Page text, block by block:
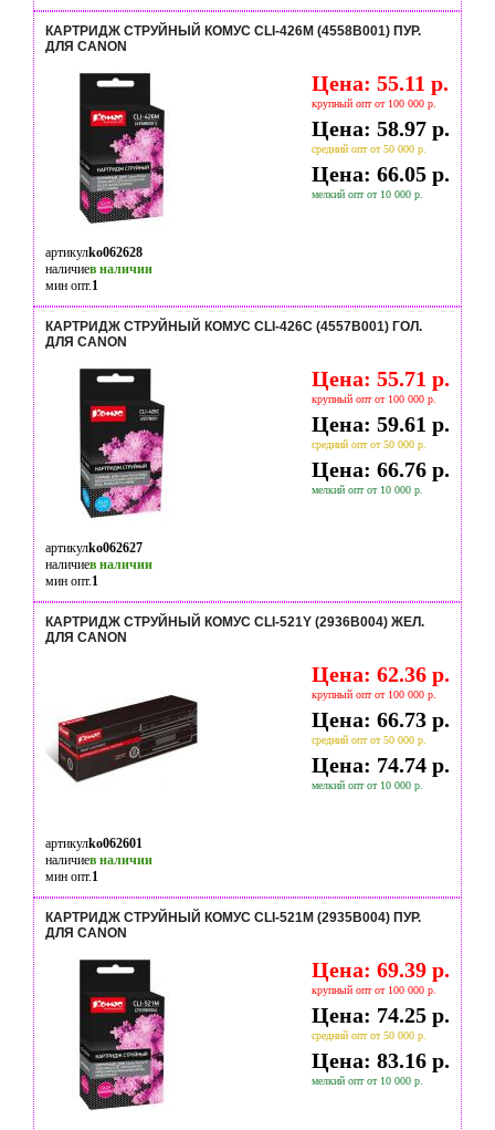
КАРТРИДЖ СТРУЙНЫЙ КОМУС CLI-426M (4558B001) ПУР.
ДЛЯ CANON
Цена: 55.11 р.
крупный опт от 100 000 р.
Цена: 58.97 р.
средний опт от 50 000 р.
Цена: 66.05 р.
мелкий опт от 10 000 р.
артикулko062628
наличиев наличии
мин опт.1
КАРТРИДЖ СТРУЙНЫЙ КОМУС CLI-426C (4557B001) ГОЛ.
ДЛЯ CANON
Цена: 55.71 р.
крупный опт от 100 000 р.
Цена: 59.61 р.
средний опт от 50 000 р.
Цена: 66.76 р.
мелкий опт от 10 000 р.
артикулko062627
наличиев наличии
мин опт.1
КАРТРИДЖ СТРУЙНЫЙ КОМУС CLI-521Y (2936B004) ЖЕЛ.
ДЛЯ CANON
Цена: 62.36 р.
крупный опт от 100 000 р.
Цена: 66.73 р.
средний опт от 50 000 р.
Цена: 74.74 р.
мелкий опт от 10 000 р.
артикулko062601
наличиев наличии
мин опт.1
КАРТРИДЖ СТРУЙНЫЙ КОМУС CLI-521M (2935B004) ПУР.
ДЛЯ CANON
Цена: 69.39 р.
крупный опт от 100 000 р.
Цена: 74.25 р.
средний опт от 50 000 р.
Цена: 83.16 р.
мелкий опт от 10 000 р.